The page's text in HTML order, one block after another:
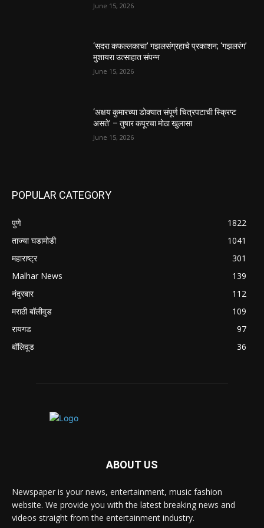
June 15, 2026
‘सदरा कफल्लकाचा’ गझलसंग्रहाचे प्रकाशन; ‘गझलरंग’
मुशायरा उत्साहात संपन्न
June 15, 2026
‘अक्षय कुमारच्या डोक्यात संपूर्ण चित्रपटाची स्क्रिप्ट
असते’ – तुषार कपूरचा मोठा खुलासा
June 15, 2026
POPULAR CATEGORY
पुणे
1822
ताज्या घडामोडी
1041
महाराष्ट्र
301
Malhar News
139
नंदुरबार
112
मराठी बॉलीवुड
109
रायगड
97
बॉलिवूड
36
ABOUT US
Newspaper is your news, entertainment, music fashion
website. We provide you with the latest breaking news and
videos straight from the entertainment industry.